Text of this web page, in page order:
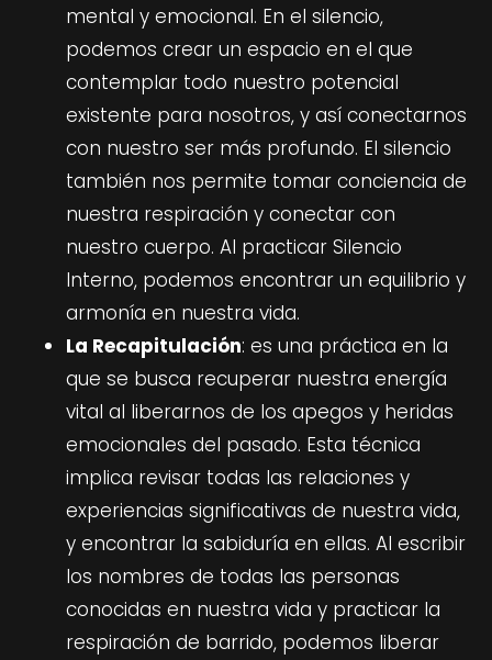
mental y emocional. En el silencio,
podemos crear un espacio en el que
contemplar todo nuestro potencial
existente para nosotros, y así conectarnos
con nuestro ser más profundo. El silencio
también nos permite tomar conciencia de
nuestra respiración y conectar con
nuestro cuerpo. Al practicar Silencio
Interno, podemos encontrar un equilibrio y
armonía en nuestra vida.
La Recapitulación: es una práctica en la
que se busca recuperar nuestra energía
vital al liberarnos de los apegos y heridas
emocionales del pasado. Esta técnica
implica revisar todas las relaciones y
experiencias significativas de nuestra vida,
y encontrar la sabiduría en ellas. Al escribir
los nombres de todas las personas
conocidas en nuestra vida y practicar la
respiración de barrido, podemos liberar